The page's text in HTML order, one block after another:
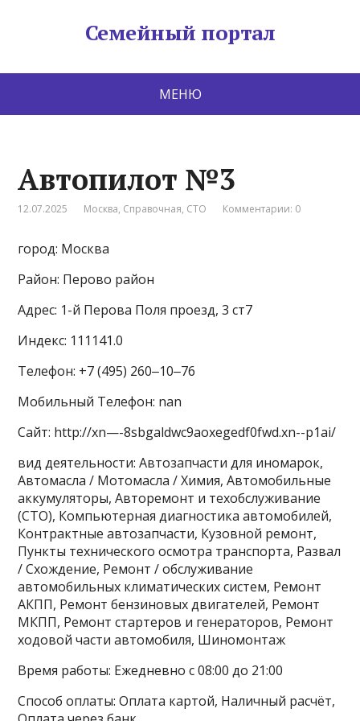
Семейный портал
МЕНЮ
Автопилот №3
12.07.2025 Москва, Справочная, СТО Комментарии: 0
город: Москва
Район: Перово район
Адрес: 1-й Перова Поля проезд, 3 ст7
Индекс: 111141.0
Телефон: +7 (495) 260‒10‒76
Мобильный Телефон: nan
Сайт: http://xn—-8sbgaldwc9aoxegedf0fwd.xn--p1ai/
вид деятельности: Автозапчасти для иномарок,
Автомасла / Мотомасла / Химия, Автомобильные
аккумуляторы, Авторемонт и техобслуживание
(СТО), Компьютерная диагностика автомобилей,
Контрактные автозапчасти, Кузовной ремонт,
Пункты технического осмотра транспорта, Развал
/ Схождение, Ремонт / обслуживание
автомобильных климатических систем, Ремонт
АКПП, Ремонт бензиновых двигателей, Ремонт
МКПП, Ремонт стартеров и генераторов, Ремонт
ходовой части автомобиля, Шиномонтаж
Время работы: Ежедневно с 08:00 до 21:00
Способ оплаты: Оплата картой, Наличный расчёт,